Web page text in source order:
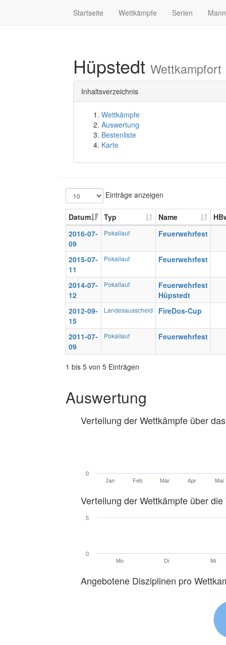
Startseite Wettkämpfe Serien
Hüpstedt Wettkampfort
Inhaltsverzeichnis
Wettkämpfe
Auswertung
Bestenliste
Karte
Einträge anzeigen
Datum Typ Name
2016-07-
09
Pokallauf Feuerwehrfest
2015-07-
11
Pokallauf Feuerwehrfest
2014-07-
12
Pokallauf
Feuerwehrfest
Hüpstedt
2012-09-
15
Landesausscheid FireDos-Cup
2011-07-
09
Pokallauf Feuerwehrfest
1 bis 5 von 5 Einträgen
Auswertung
Verteilung der Wettkämpfe über
Jan Feb Mär Apr Mai
0
Verteilung der Wettkämpfe über die
Mo Di Mi
0
5
Angebotene Disziplinen pro